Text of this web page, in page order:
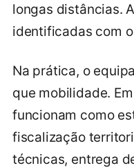
longas distâncias.
identificadas com
Na prática, o
que mobilidade.
funcionam como
fiscalização
técnicas, entrega